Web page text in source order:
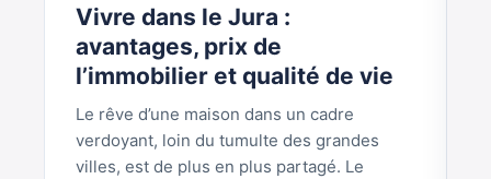
Vivre dans le Jura :
avantages, prix de
l’immobilier et qualité de vie
Le rêve d’une maison dans un cadre
verdoyant, loin du tumulte des grandes
villes, est de plus en plus partagé. Le